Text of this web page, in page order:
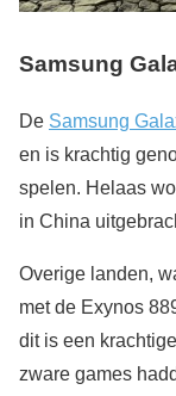
Samsung
De Samsung
en is krachtig
spelen. Helaas
in China
Overige landen,
met de Exynos
dit is een
zware games